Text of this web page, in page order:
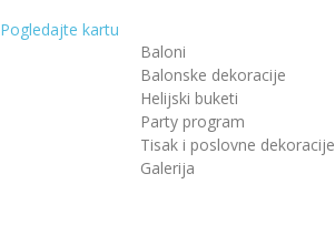
Pogledajte kartu
Baloni
Balonske dekoracije
Helijski buketi
Party program
Tisak i poslovne dekoracije
Galerija